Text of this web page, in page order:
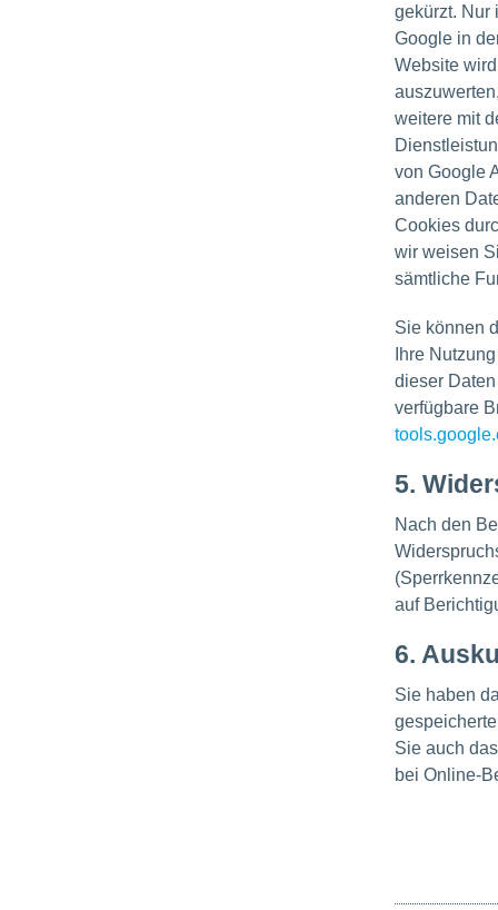
gekürzt. Nur
Google in
Website
weitere mit
von Google
anderen
Cookies
wir weisen
sämtliche
Sie können
Ihre
dieser
verfügbare
5.
Nach den
auf
6.
Sie haben
Sie auch
bei Online-